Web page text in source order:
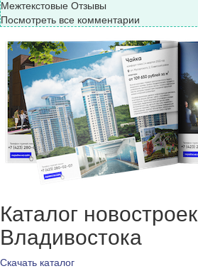
Межтекстовые Отзывы
Посмотреть все комментарии
Каталог новостроек
Владивостока
Скачать каталог